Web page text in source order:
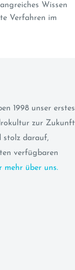
Wissen
Verfahren im
1998 unser erstes
zur Zukunft
stolz darauf,
verfügbaren
mehr über uns.